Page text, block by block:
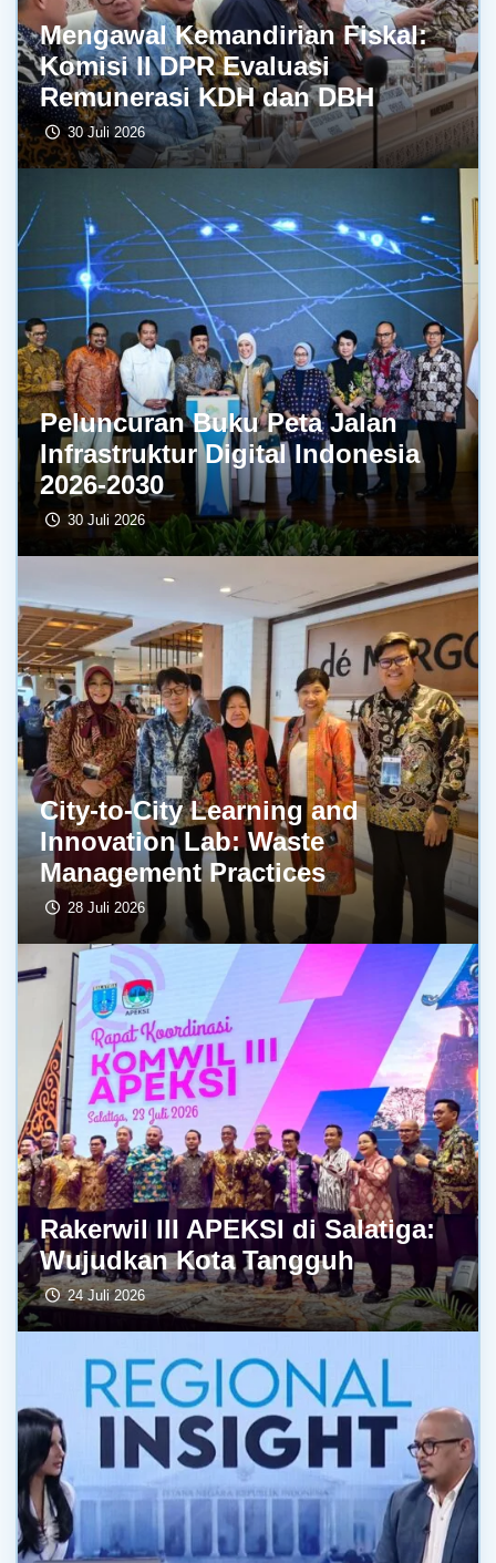
Mengawal Kemandirian Fiskal:
Komisi II DPR Evaluasi
Remunerasi KDH dan DBH
30 Juli 2026
Peluncuran Buku Peta Jalan
Infrastruktur Digital Indonesia
2026-2030
30 Juli 2026
City-to-City Learning and
Innovation Lab: Waste
Management Practices
28 Juli 2026
Rakerwil III APEKSI di Salatiga:
Wujudkan Kota Tangguh
24 Juli 2026